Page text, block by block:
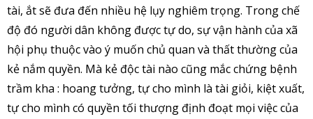
tài, ắt sẽ đưa đến nhiều hệ lụy nghiêm trọng. Trong chế
độ đó người dân không được tự do, sự vận hành của xã
hội phụ thuộc vào ý muốn chủ quan và thất thường của
kẻ nắm quyền. Mà kẻ độc tài nào cũng mắc chứng bệnh
trầm kha : hoang tưởng, tự cho mình là tài giỏi, kiệt xuất,
tự cho mình có quyền tối thượng định đoạt mọi việc của